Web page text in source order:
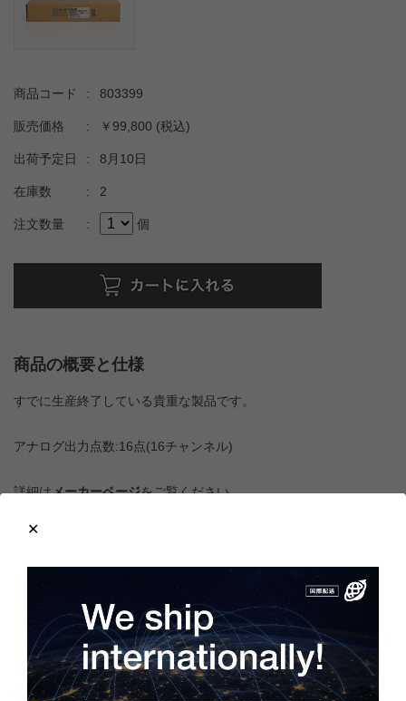
商品コード : 803399
販売価格 : ￥99,800 (税込)
出荷予定日 : 8月10日
在庫数 : 2
注文数量 : 個
商品の概要と仕様
すでに生産終了している貴重な製品です。
アナログ出力点数:16点(16チャンネル)
詳細はメーカーページをご覧ください。
製造年：2007年
付属品はユーザーズマニュアルです。
梱包箱にはキズや汚れがありますが、本体を包むビニール袋は未